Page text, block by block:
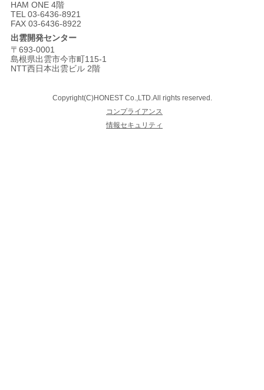
HAM ONE 4階
TEL 03-6436-8921
FAX 03-6436-8922
出雲開発センター
〒693-0001
島根県出雲市今市町115-1
NTT西日本出雲ビル 2階
Copyright(C)HONEST Co.,LTD.All rights reserved.
コンプライアンス
情報セキュリティ